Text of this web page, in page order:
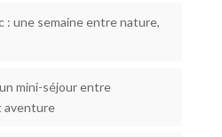
: une semaine entre nature,
mini-séjour entre
aventure